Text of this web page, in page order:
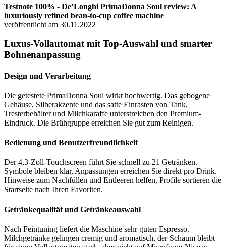
Testnote 100% - De’Longhi PrimaDonna Soul review: A
luxuriously refined bean-to-cup coffee machine
veröffentlicht am 30.11.2022
Luxus-Vollautomat mit Top-Auswahl und smarter
Bohnenanpassung
Design und Verarbeitung
Die getestete PrimaDonna Soul wirkt hochwertig. Das gebogene
Gehäuse, Silberakzente und das satte Einrasten von Tank,
Tresterbehälter und Milchkaraffe unterstreichen den Premium-
Eindruck. Die Brühgruppe erreichen Sie gut zum Reinigen.
Bedienung und Benutzerfreundlichkeit
Der 4,3-Zoll-Touchscreen führt Sie schnell zu 21 Getränken.
Symbole bleiben klar, Anpassungen erreichen Sie direkt pro Drink.
Hinweise zum Nachfüllen und Entleeren helfen, Profile sortieren die
Startseite nach Ihren Favoriten.
Getränkequalität und Getränkeauswahl
Nach Feintuning liefert die Maschine sehr guten Espresso.
Milchgetränke gelingen cremig und aromatisch, der Schaum bleibt